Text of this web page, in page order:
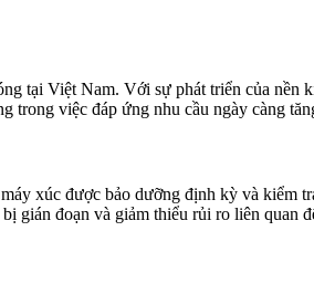
tại Việt Nam. Với sự phát triển của nền
việc đáp ứng nhu cầu ngày càng
xúc được bảo dưỡng định kỳ và kiểm
gián đoạn và giảm thiểu rủi ro liên quan